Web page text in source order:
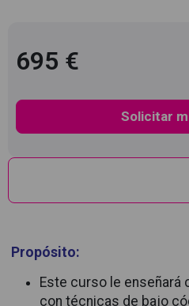
Propósito:
Este curso le enseñará
con técnicas de bajo
695 €
Solicitar